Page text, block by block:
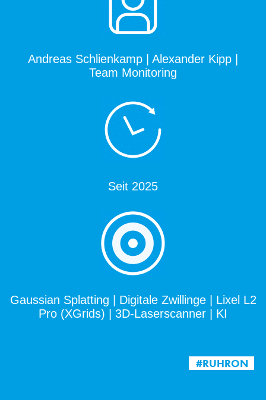
Andreas Schlienkamp | Alexander Kipp |
Team Monitoring
Seit 2025
Gaussian Splatting | Digitale Zwillinge | Lixel L2
Pro (XGrids) | 3D-Laserscanner | KI
#RUHRON